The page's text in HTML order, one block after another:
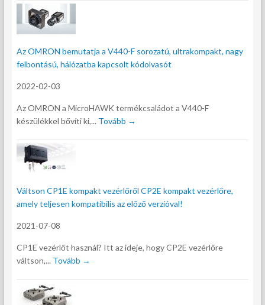
Az OMRON bemutatja a V440-F sorozatú, ultrakompakt, nagy
felbontású, hálózatba kapcsolt kódolvasót
2022-02-03
Az OMRON a MicroHAWK termékcsaládot a V440-F
készülékkel bővíti ki,... Tovább →
Váltson CP1E kompakt vezérlőről CP2E kompakt vezérlőre,
amely teljesen kompatibilis az előző verzióval!
2021-07-08
CP1E vezérlőt használ? Itt az ideje, hogy CP2E vezérlőre
váltson,... Tovább →